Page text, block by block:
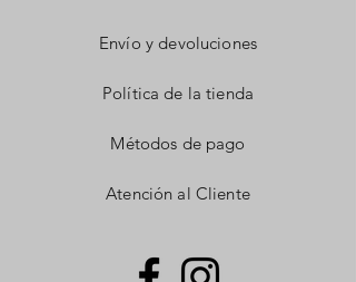
Envío y devoluciones
Política de la tienda
Métodos de pago
Atención al Cliente